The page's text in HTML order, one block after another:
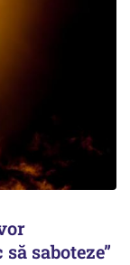
saboteze”